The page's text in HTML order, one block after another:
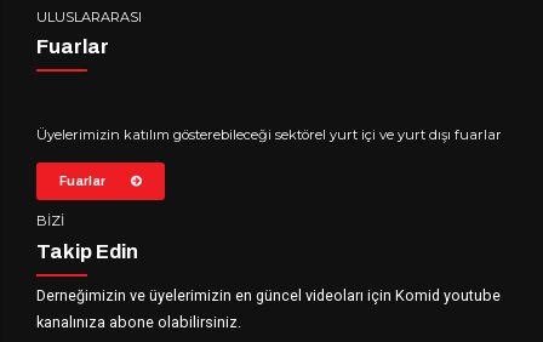
ULUSLARARASI
Fuarlar
Üyelerimizin katılım gösterebileceği sektörel yurt içi ve yurt dışı fuarlar
Fuarlar
BİZİ
Takip Edin
Derneğimizin ve üyelerimizin en güncel videoları için Komid youtube
kanalınıza abone olabilirsiniz.